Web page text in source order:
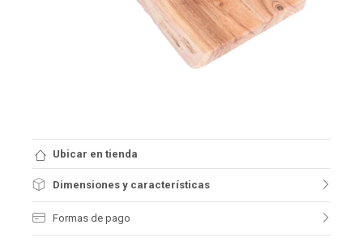
Ubicar en tienda
Dimensiones y características
Formas de pago